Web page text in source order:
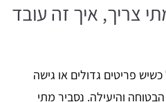
צריך, איך זה עובד
פריטים גדולים או גישה
והיעילה. נסביר מתי